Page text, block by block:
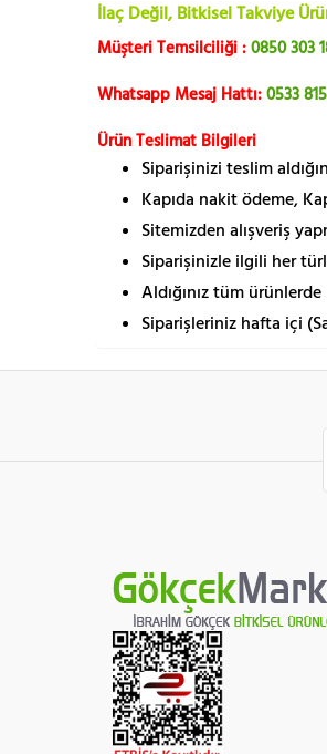
İlaç Değil, Bitkisel Takviye
Müşteri Temsilciliği :0850 303
Whatsapp Mesaj Hattı:0533
Ürün Teslimat Bilgileri
Siparişinizi teslim
Kapıda nakit ödeme,
Sitemizden alışveriş
Siparişinizle ilgili her
Aldığınız tüm
Siparişleriniz hafta içi